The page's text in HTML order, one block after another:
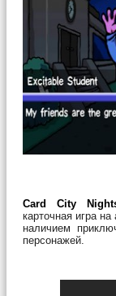
Card City
карточная игра
наличием
персонажей.